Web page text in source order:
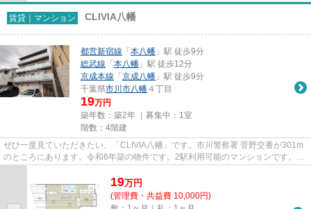
賃貸｜マンション CLIVIA八幡
都営新宿線 「 本八幡 」駅 徒歩9分
総武線 「 本八幡 」駅 徒歩12分
京成本線 「 京成八幡 」駅 徒歩9分
千葉県市川市八幡 ４丁目
19万円
築年数：築2年 ｜募集中： 1室
階数：4階建
ぜひ一度見ていただきたい、「CLIVIA八幡」です。市川警察署 菅野交番が301m
のところにあります。令和6年築の物件です。2駅利用可能のマンションです。市
19万円
(管理費・共益費 10,000円)